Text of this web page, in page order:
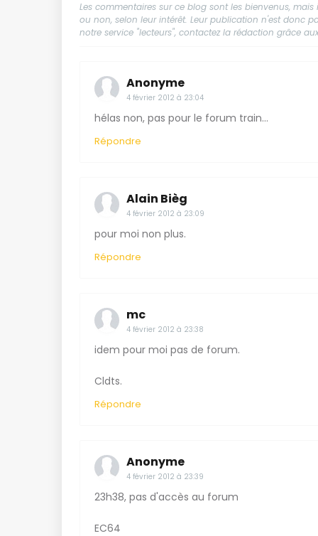
Les commentaires sur ce blog sont les bienvenus,
ou non, selon leur intérêt. Leur publication n'est donc
notre service "lecteurs", contactez la rédaction grâce
Anonyme
4 février 2012 à 23:04
hélas non, pas pour le forum train...
Répondre
Alain Bièg
4 février 2012 à 23:09
pour moi non plus.
Répondre
mc
4 février 2012 à 23:38
idem pour moi pas de forum.
Cldts.
Répondre
Anonyme
4 février 2012 à 23:39
23h38, pas d'accès au forum
EC64